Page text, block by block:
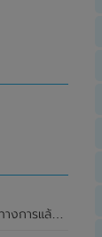
ร้อมรองรับการชาร์จไว 80W